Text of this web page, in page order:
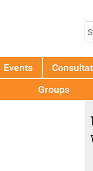
Events
Groups